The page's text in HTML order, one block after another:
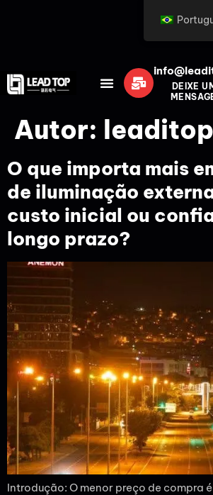
DEIXE
Autor:
O que importa mais
de iluminação
custo inicial ou
longo prazo?
Introdução: O menor preço de compra